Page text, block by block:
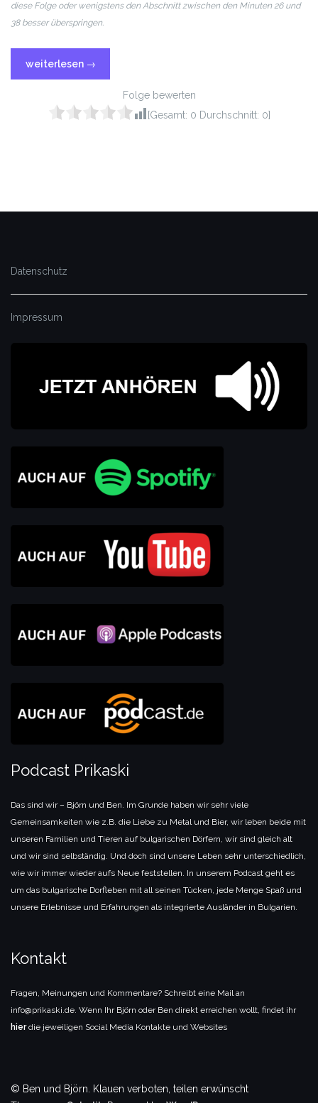
diese Folge oder wenigstens den Abschnitt zwischen den Minuten 26 und
38 besser überspringen.
weiterlesen →
Folge bewerten
[Gesamt: 0 Durchschnitt: 0]
Datenschutz
Impressum
Podcast Prikaski
Das sind wir – Björn und Ben. Im Grunde haben wir sehr viele
Gemeinsamkeiten wie z.B. die Liebe zu Metal und Bier, wir leben beide mit
unseren Familien und Tieren auf bulgarischen Dörfern, wir sind gleich alt
und wir sind selbständig. Und doch sind unsere Leben sehr unterschiedlich,
wie wir immer wieder aufs Neue feststellen. In unserem Podcast geht es
um das bulgarische Dorfleben mit all seinen Tücken, jede Menge Spaß und
unsere Erlebnisse und Erfahrungen als integrierte Ausländer in Bulgarien.
Kontakt
Fragen, Meinungen und Kommentare? Schreibt eine Mail an
info@prikaski.de. Wenn Ihr Björn oder Ben direkt erreichen wollt, findet ihr
hierdie jeweiligen Social Media Kontakte und Websites
© Ben und Björn. Klauen verboten, teilen erwünscht